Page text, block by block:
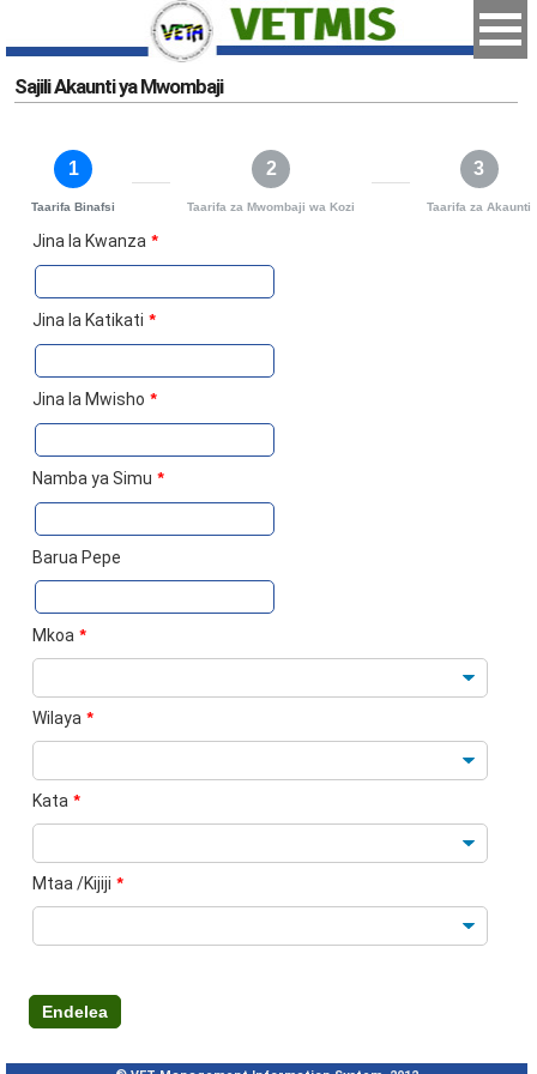
Sajili Akaunti ya Mwombaji
1
Taarifa Binafsi
2
Taarifa za Mwombaji wa Kozi
3
Taarifa za Akaunti
Jina la Kwanza *
Jina la Katikati *
Jina la Mwisho *
Namba ya Simu *
Barua Pepe
Mkoa *
Wilaya *
Kata *
Mtaa /Kijiji *